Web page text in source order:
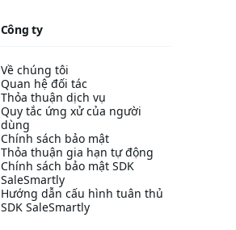
Công ty
Về chúng tôi
Quan hệ đối tác
Thỏa thuận dịch vụ
Quy tắc ứng xử của người
dùng
Chính sách bảo mật
Thỏa thuận gia hạn tự động
Chính sách bảo mật SDK
SaleSmartly
Hướng dẫn cấu hình tuân thủ
SDK SaleSmartly